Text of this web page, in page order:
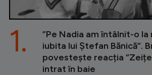
”Pe Nadia am întâlnit-o la
iubita lui Ștefan Bănică”.
povestește reacția
intrat în baie
1.